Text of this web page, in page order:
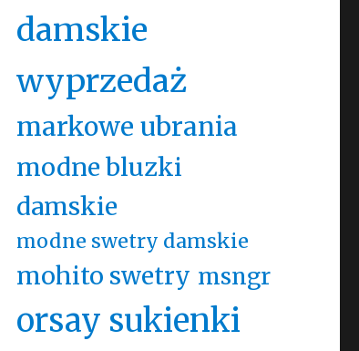
damskie
wyprzedaż
markowe ubrania
modne bluzki
damskie
modne swetry damskie
mohito swetry msngr
orsay sukienki